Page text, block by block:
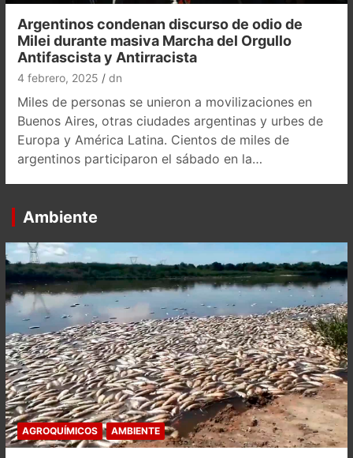
Argentinos condenan discurso de odio de
Milei durante masiva Marcha del Orgullo
Antifascista y Antirracista
4 febrero, 2025 dn
Miles de personas se unieron a movilizaciones en
Buenos Aires, otras ciudades argentinas y urbes de
Europa y América Latina. Cientos de miles de
argentinos participaron el sábado en la…
Ambiente
AGROQUÍMICOS AMBIENTE